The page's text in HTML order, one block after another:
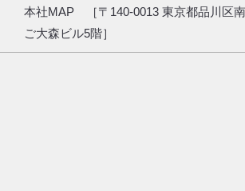
本社MAP ［〒140-0013 東京都品川区
ご大森ビル5階］